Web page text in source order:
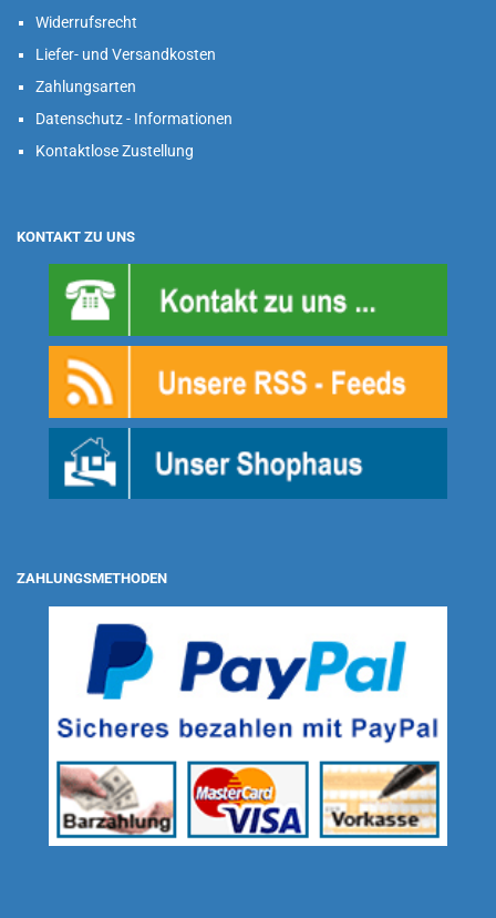
Widerrufsrecht
Liefer- und Versandkosten
Zahlungsarten
Datenschutz - Informationen
Kontaktlose Zustellung
KONTAKT ZU UNS
ZAHLUNGSMETHODEN